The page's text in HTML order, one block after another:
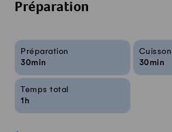
Préparation
Infos sur la recette
Préparation
30min
Cuisson
30min
Temps total
1h